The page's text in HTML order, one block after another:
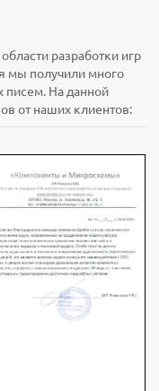
разработки игр
мы получили много
писем. На данной
от наших клиентов: